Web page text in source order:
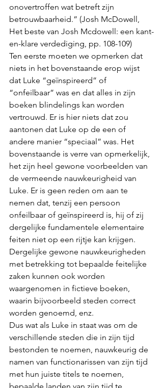
onovertroffen wat betreft zijn
betrouwbaarheid.” (Josh McDowell,
Het beste van Josh Mcdowell: een kant-
en-klare verdediging, pp. 108-109)
Ten eerste moeten we opmerken dat
niets in het bovenstaande erop wijst
dat Luke “geïnspireerd” of
“onfeilbaar” was en dat alles in zijn
boeken blindelings kan worden
vertrouwd. Er is hier niets dat zou
aantonen dat Luke op de een of
andere manier “speciaal” was. Het
bovenstaande is verre van opmerkelijk,
het zijn heel gewone voorbeelden van
de vermeende nauwkeurigheid van
Luke. Er is geen reden om aan te
nemen dat, tenzij een persoon
onfeilbaar of geïnspireerd is, hij of zij
dergelijke fundamentele elementaire
feiten niet op een rijtje kan krijgen.
Dergelijke gewone nauwkeurigheden
met betrekking tot bepaalde feitelijke
zaken kunnen ook worden
waargenomen in fictieve boeken,
waarin bijvoorbeeld steden correct
worden genoemd, enz.
Dus wat als Luke in staat was om de
verschillende steden die in zijn tijd
bestonden te noemen, nauwkeurig de
namen van functionarissen van zijn tijd
met hun juiste titels te noemen,